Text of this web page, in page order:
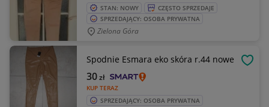
STAN: NOWY
CZĘSTO SPRZEDAJE
SPRZEDAJĄCY: OSOBA PRYWATNA
Zielona Góra
Spodnie Esmara eko skóra r.44 nowe
KUP TERAZ
30zł
SPRZEDAJĄCY: OSOBA PRYWATNA